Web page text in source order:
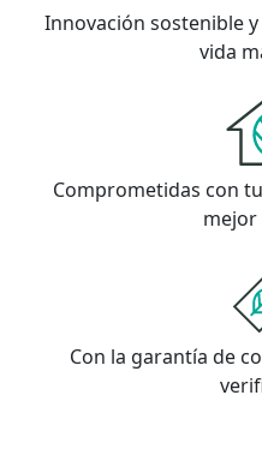
Innovación sostenible
vida
Comprometidas con
mejor
Con la garantía de